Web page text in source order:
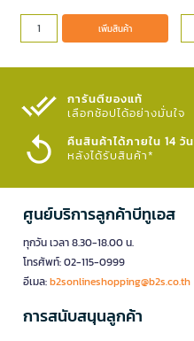
เพิ่มสินค้า
การันตีของแท้
เลือกช้อปได้อย่างมั่นใจ​
คืนสินค้าได้ภายใน 14 วัน
หลังได้รับสินค้า*
ศูนย์บริการลูกค้าบีทูเอส
ทุกวัน เวลา 8.30-18.00 น.
โทรศัพท์: 02-115-0999
อีเมล:b2sonlineshopping@b2s.co.th
การสนับสนุนลูกค้า